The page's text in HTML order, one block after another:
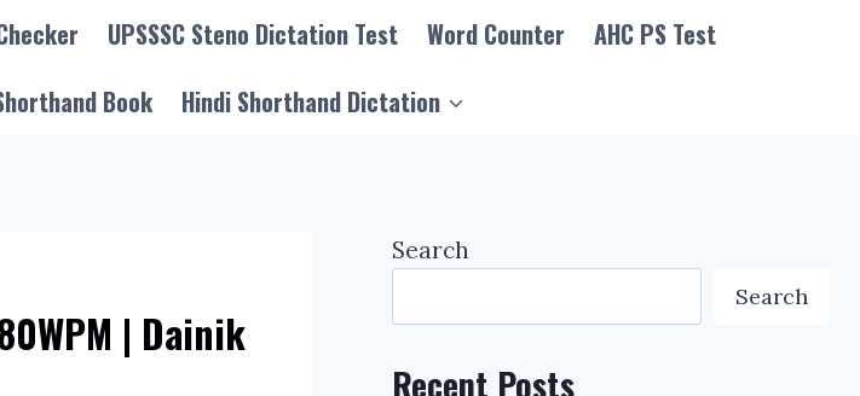
UPSSSC Steno Dictation Test Word Counter
AHC PS Test
Book
Hindi Shorthand Dictation
| Dainik
Search
Search
Recent Posts